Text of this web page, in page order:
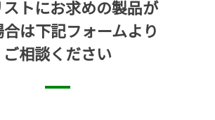
トにお求めの製品が
は下記フォームより
ご相談ください